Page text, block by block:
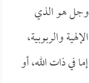
وجل هو الذي
والربوبية،
في ذات الله، أو